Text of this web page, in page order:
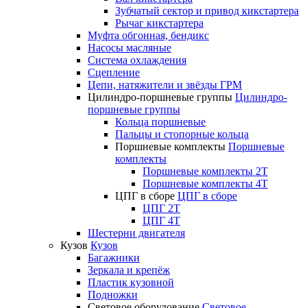
Зубчатый сектор и привод кикстартера
Рычаг кикстартера
Муфта обгонная, бендикс
Насосы масляные
Система охлаждения
Сцепление
Цепи, натяжители и звёзды ГРМ
Цилиндро-поршневые группы Цилиндро-
поршневые группы
Кольца поршневые
Пальцы и стопорные кольца
Поршневые комплекты Поршневые
комплекты
Поршневые комплекты 2T
Поршневые комплекты 4T
ЦПГ в сборе ЦПГ в сборе
ЦПГ 2T
ЦПГ 4T
Шестерни двигателя
Кузов Кузов
Багажники
Зеркала и крепёж
Пластик кузовной
Подножки